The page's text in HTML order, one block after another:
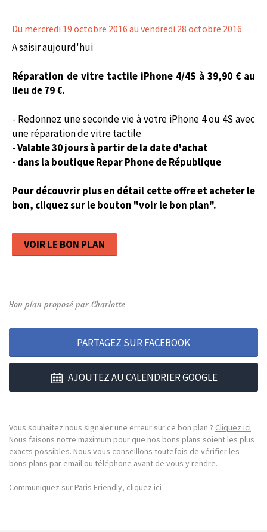
Du mercredi 19 octobre 2016 au vendredi 28 octobre 2016
A saisir aujourd'hui
Réparation de vitre tactile iPhone 4/4S à 39,90 € au
lieu de 79 €.
- Redonnez une seconde vie à votre iPhone 4 ou 4S avec
une réparation de vitre tactile
-Valable 30 jours à partir de la date d'achat
- dans la boutique Repar Phone de République
Pour découvrir plus en détail cette offre et acheter le
bon, cliquez sur le bouton "voir le bon plan".
VOIR LE BON PLAN
Bon plan proposé par Charlotte
PARTAGEZ SUR FACEBOOK
AJOUTEZ AU CALENDRIER GOOGLE
Vous souhaitez nous signaler une erreur sur ce bon plan ? Cliquez ici
Nous faisons notre maximum pour que nos bons plans soient les plus
exacts possibles. Nous vous conseillons toutefois de vérifier les
bons plans par email ou téléphone avant de vous y rendre.
Communiquez sur Paris Friendly, cliquez ici